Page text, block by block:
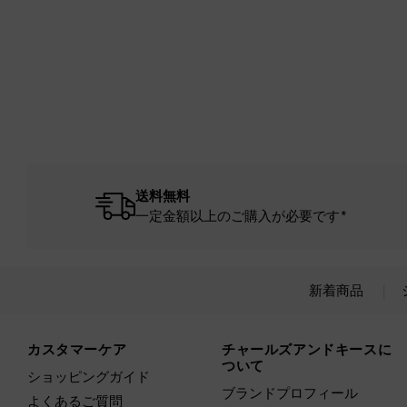
送料無料
一定金額以上のご購入が必要です*
新着商品
カスタマーケア
ショッピングガイド
よくあるご質問
チャールズアンドキースに
ついて
ブランドプロフィール